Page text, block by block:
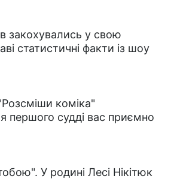
закохувались у свою
статистичні факти із шоу
коміка"
першого судді вас приємно
У родині Лесі Нікітюк